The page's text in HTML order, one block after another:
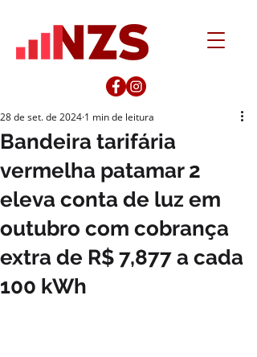
Bandeira tarifária
vermelha patamar 2
eleva conta de luz em
outubro com cobrança
extra de R$ 7,877 a cada
100 kWh
28 de set. de 2024 1 min de leitura